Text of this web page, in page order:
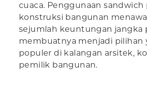
cuaca. Penggunaan sandwich
konstruksi bangunan
sejumlah keuntungan jangka
membuatnya menjadi pilihan
populer di kalangan arsitek,
pemilik bangunan.